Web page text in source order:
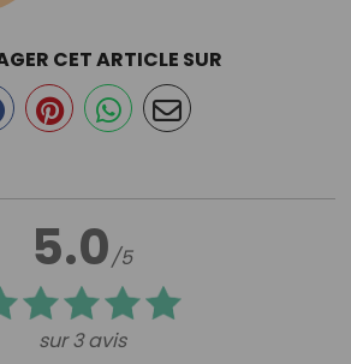
5.0/5
sur 3 avis
CET ARTICLE SUR